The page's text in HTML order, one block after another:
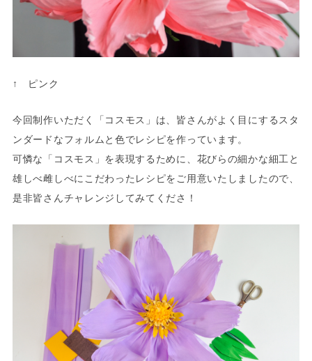
↑ ピンク
今回制作いただく「コスモス」は、皆さんがよく目にするスタ
ンダードなフォルムと色でレシピを作っています。
可憐な「コスモス」を表現するために、花びらの細かな細工と
雄しべ雌しべにこだわったレシピをご用意いたしましたので、
是非皆さんチャレンジしてみてくださ！